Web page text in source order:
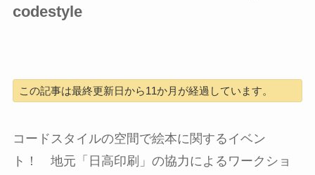
codestyle
この記事は最終更新日から11か月が経過しています。
コードスタイルの空間で絵本に関するイベン
ト！ 地元「日高印刷」の協力によるワークショ